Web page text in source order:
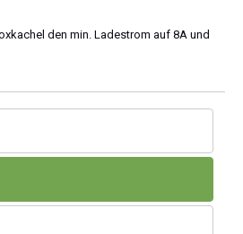
den min. Ladestrom auf 8A und